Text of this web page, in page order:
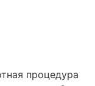
процедура